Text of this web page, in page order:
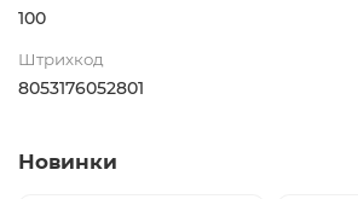
100
Штрихкод
8053176052801
Новинки